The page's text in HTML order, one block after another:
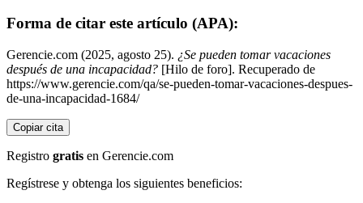
Forma de citar este artículo (APA):
Gerencie.com (2025, agosto 25). ¿Se pueden tomar vacaciones
después de una incapacidad? [Hilo de foro]. Recuperado de
https://www.gerencie.com/qa/se-pueden-tomar-vacaciones-despues-
de-una-incapacidad-1684/
Copiar cita
Registro gratis en Gerencie.com
Regístrese y obtenga los siguientes beneficios: